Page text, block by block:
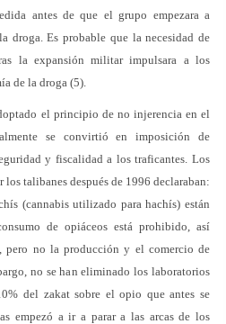
antes de que el grupo empezara a
droga. Es probable que la necesidad de
la expansión militar impulsara a los
de la droga (5).
el principio de no injerencia en el
se convirtió en imposición de
y fiscalidad a los traficantes. Los
talibanes después de 1996 declaraban:
(cannabis utilizado para hachís) están
de opiáceos está prohibido, así
pero no la producción y el comercio de
no se han eliminado los laboratorios
del zakat sobre el opio que antes se
empezó a ir a parar a las arcas de los